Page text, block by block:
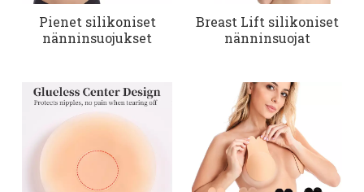
Pienet silikoniset
nänninsuojukset
Breast Lift silikoniset
nänninsuojat